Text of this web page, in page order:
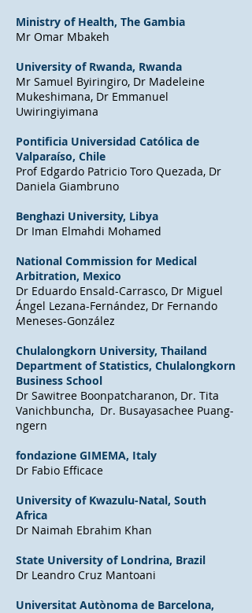
Ministry of Health, The Gambia
Mr Omar Mbakeh
University of Rwanda, Rwanda
Mr Samuel Byiringiro, Dr Madeleine
Mukeshimana, Dr Emmanuel
Uwiringiyimana
Pontificia Universidad Católica de
Valparaíso​, Chile
Prof Edgardo Patricio Toro Quezada, Dr
Daniela Giambruno
Benghazi University, Libya
Dr Iman Elmahdi Mohamed
National Commission for Medical
Arbitration, Mexico
Dr Eduardo Ensald-Carrasco, Dr Miguel
Ángel Lezana-Fernández, Dr Fernando
Meneses-González
Chulalongkorn University, Thailand
Department of Statistics, Chulalongkorn
Business School
Dr Sawitree Boonpatcharanon, Dr. Tita
Vanichbuncha, Dr. Busayasachee Puang-
ngern
fondazione GIMEMA, Italy
Dr Fabio Efficace
University of Kwazulu-Natal, South
Africa
Dr Naimah Ebrahim Khan
State University of Londrina, Brazil
Dr Leandro Cruz Mantoani
Universitat Autònoma de Barcelona,